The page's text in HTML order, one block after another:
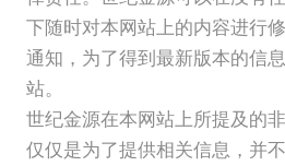
下随时对本网站上的内容进行
通知，为了得到最新版本的信
站。
世纪金源在本网站上所提及的
仅仅是为了提供相关信息，并